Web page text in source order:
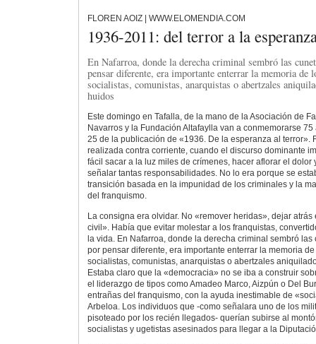
FLOREN AOIZ | WWW.ELOMENDIA.COM
1936-2011: del terror a la
En Nafarroa, donde la derecha criminal sembró las
pensar diferente, era importante enterrar la memoria de
socialistas, comunistas, anarquistas o abertzales
huidos
Este domingo en Tafalla, de la mano de la Asociación de
Navarros y la Fundación Altafaylla van a conmemorarse
25 de la publicación de «1936. De la esperanza al terror».
realizada contra corriente, cuando el discurso dominante
fácil sacar a la luz miles de crímenes, hacer aflorar el dolor
señalar tantas responsabilidades. No lo era porque se
transición basada en la impunidad de los criminales y la
del franquismo.
La consigna era olvidar. No «remover heridas», dejar
civil». Había que evitar molestar a los franquistas,
la vida. En Nafarroa, donde la derecha criminal sembró
por pensar diferente, era importante enterrar la memoria
socialistas, comunistas, anarquistas o abertzales
Estaba claro que la «democracia» no se iba a construir
el liderazgo de tipos como Amadeo Marco, Aizpún o Del
entrañas del franquismo, con la ayuda inestimable de
Arbeloa. Los individuos que -como señalara uno de los
pisoteado por los recién llegados- querían subirse al
socialistas y ugetistas asesinados para llegar a la